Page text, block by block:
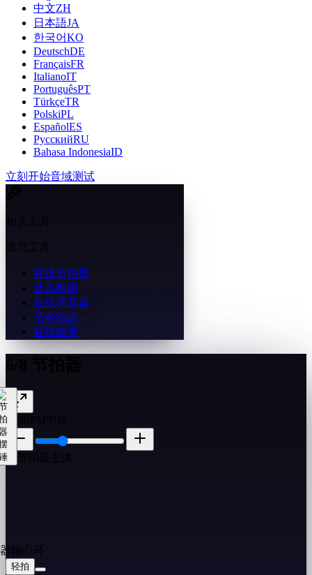
中文ZH
日本語JA
한국어KO
DeutschDE
FrançaisFR
ItalianoIT
PortuguêsPT
TürkçeTR
PolskiPL
EspañolES
РусскийRU
Bahasa IndonesiaID
立刻开始音域测试
练习工具
在线节拍器
音高检测
在线调音器
节奏挑战
在线钢琴
100
轻拍